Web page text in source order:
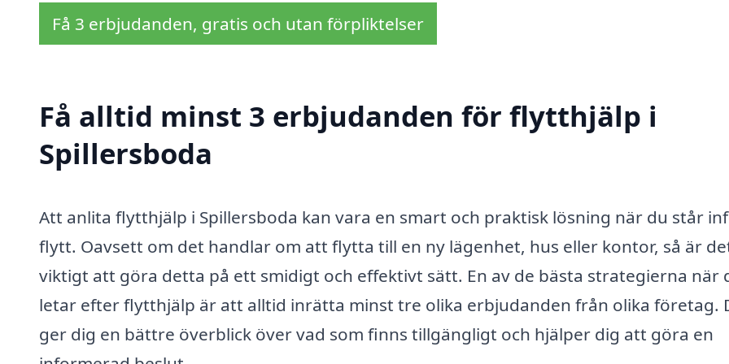
Få 3 erbjudanden, gratis och utan förpliktelser
Få alltid minst 3 erbjudanden för flytthjälp i
Spillersboda
Att anlita flytthjälp i Spillersboda kan vara en smart och praktisk lösning när du står
flytt. Oavsett om det handlar om att flytta till en ny lägenhet, hus eller kontor, så är
viktigt att göra detta på ett smidigt och effektivt sätt. En av de bästa strategierna när
letar efter flytthjälp är att alltid inrätta minst tre olika erbjudanden från olika företag.
ger dig en bättre överblick över vad som finns tillgängligt och hjälper dig att göra en